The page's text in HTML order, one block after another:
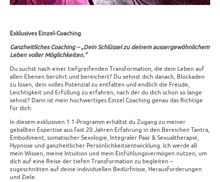
Exklusives Einzel-Coaching
Ganzheitliches Coaching – „Dein Schlüssel zu deinem aussergewöhnlichem
Leben voller Möglichkeiten.“
Du suchst nach einer tiefgreifenden Transformation, die dein Leben auf
allen Ebenen berührt und bereichert? Du sehnst dich danach, Blockaden
zu lösen, dein volles Potenzial zu entfalten und endlich die Freude,
Leichtigkeit und Erfüllung zu erfahren, nach der du dich schon so lange
sehnst? Dann ist mein hochwertiges Einzel Coaching genau das Richtige
für dich.
In diesem exklusiven 1:1-Programm erhältst du Zugang zu meiner
geballten Expertise aus fast 20 Jahren Erfahrung in den Bereichen Tantra,
Embodiment, somatischer Sexologie, Integraler Paar & Sexualtherapie,
Hypnose und ganzheitlicher Persönlichkeitsentwicklung. Ich werde all
mein Wissen, meine Intuition und mein Einfühlungsvermögen nutzen, um
dich auf eine Reise der tiefen Transformation zu begleiten –
zugeschnitten auf deine individuellen Bedürfnisse, Herausforderungen
und Ziele.